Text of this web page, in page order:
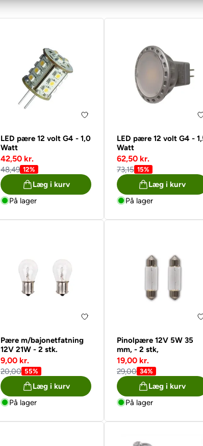
LED pære 12 volt G4 - 1,0
Watt
42,50 kr.
48,49 12%
Læg i kurv
På lager
LED pære 12 volt G4 -
Watt
62,50 kr.
73,15 15%
Læg i kurv
På lager
Pære m/bajonetfatning
12V 21W - 2 stk.
9,00 kr.
20,00 55%
Læg i kurv
På lager
Pinolpære 12V 5W 35
mm, - 2 stk,
19,00 kr.
29,00 34%
Læg i kurv
På lager